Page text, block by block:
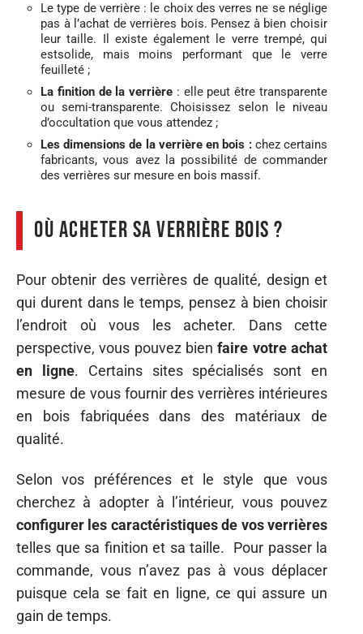
Le type de verrière : le choix des verres ne se néglige
pas à l’achat de verrières bois. Pensez à bien choisir
leur taille. Il existe également le verre trempé, qui
estsolide, mais moins performant que le verre
feuilleté ;
La finition de la verrière : elle peut être transparente
ou semi-transparente. Choisissez selon le niveau
d’occultation que vous attendez ;
Les dimensions de la verrière en bois :chez certains
fabricants, vous avez la possibilité de commander
des verrières sur mesure en bois massif.
Où acheter sa verrière bois ?
Pour obtenir des verrières de qualité, design et
qui durent dans le temps, pensez à bien choisir
l’endroit où vous les acheter. Dans cette
perspective, vous pouvez bienfaire votre achat
en ligne. Certains sites spécialisés sont en
mesure de vous fournir des verrières intérieures
en bois fabriquées dans des matériaux de
qualité.
Selon vos préférences et le style que vous
cherchez à adopter à l’intérieur, vous pouvez
configurer les caractéristiques de vos verrières
telles que sa finition et sa taille. Pour passer la
commande, vous n’avez pas à vous déplacer
puisque cela se fait en ligne, ce qui assure un
gain de temps.